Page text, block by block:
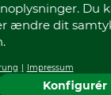
Du
ændre dit
Impressum
Konfigurér